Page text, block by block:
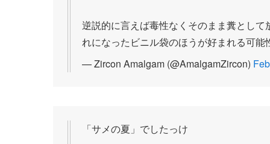
逆説的に言えば毒性なくそのまま糞とし
れになったビニル袋のほうが好まれる可
— Zircon Amalgam (@AmalgamZircon)
「サメの夏」でしたっけ